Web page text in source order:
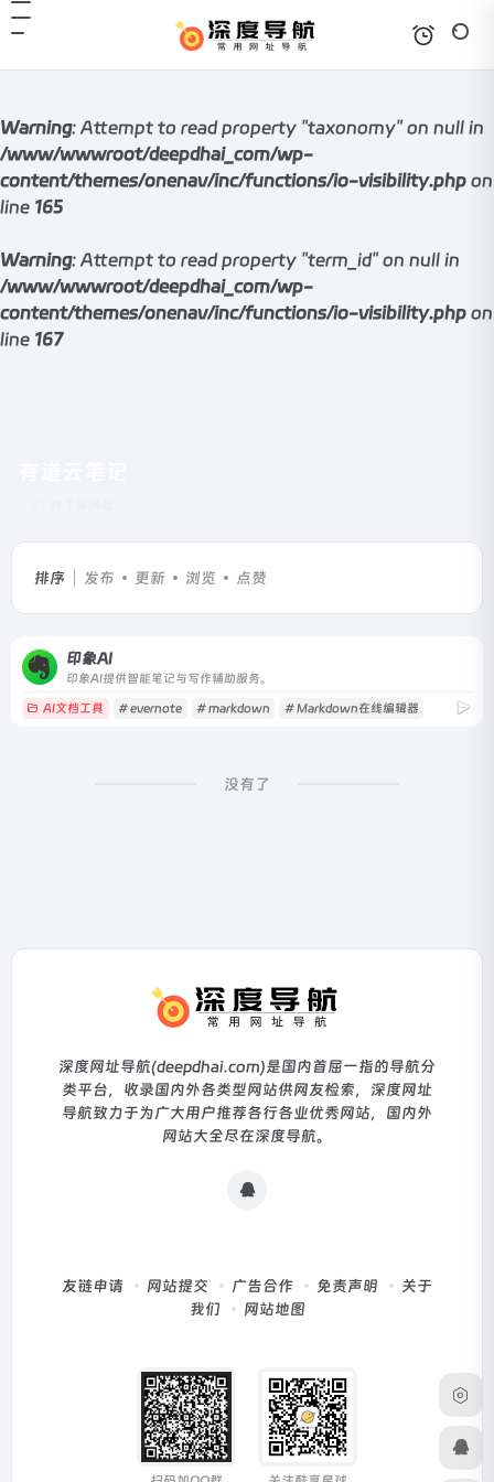
Warning: Attempt to read property "taxonomy" on null in
/www/wwwroot/deepdhai_com/wp-
content/themes/onenav/inc/functions/io-visibility.php on
line 165
Warning: Attempt to read property "term_id" on null in
/www/wwwroot/deepdhai_com/wp-
content/themes/onenav/inc/functions/io-visibility.php on
line 167
排序 发布 更新 浏览 点赞
印象AI
印象AI提供智能笔记与写作辅助服务。
AI文档工具 # evernote # markdown # Markdown在线编辑器
没有了
深度网址导航(deepdhai.com)是国内首屈一指的导航分
类平台，收录国内外各类型网站供网友检索，深度网址
导航致力于为广大用户推荐各行各业优秀网站，国内外
网站大全尽在深度导航。
友链申请 网站提交 广告合作 免责声明
关于
我们
网站地图